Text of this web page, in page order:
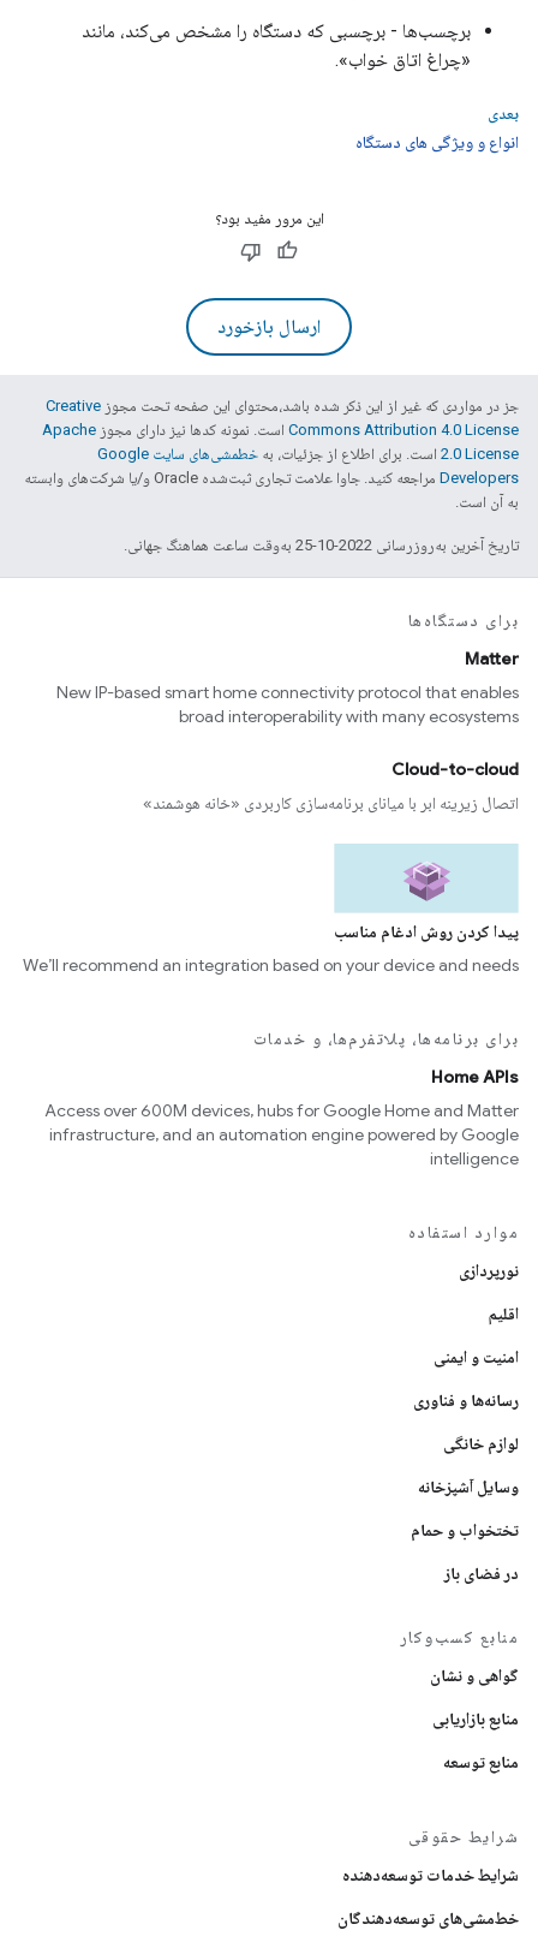
برچسب‌ها - برچسبی که دستگاه را مشخص می‌کند، مانند
«چراغ اتاق خواب».
بعدی
انواع و ویژگی های دستگاه
این مرور مفید بود؟
ارسال بازخورد
جز در مواردی که غیر از این ذکر شده باشد،‌محتوای این صفحه تحت مجوز Creative
Commons Attribution 4.0 License است. نمونه کدها نیز دارای مجوز Apache
2.0 License است. برای اطلاع از جزئیات، به
خطمشی‌های سایت Google
Developers‏
مراجعه کنید. جاوا علامت تجاری ثبت‌شده Oracle و/یا شرکت‌های وابسته
به آن است.
تاریخ آخرین به‌روزرسانی 2022-10-25 به‌وقت ساعت هماهنگ جهانی.
برای دستگاه‌ها
Matter
New IP-based smart home connectivity protocol that enables
broad interoperability with many ecosystems
Cloud-to-cloud
اتصال زیرینه ابر با میانای برنامه‌سازی کاربردی «خانه هوشمند»
پیدا کردن روش ادغام مناسب
We’ll recommend an integration based on your device and needs
برای برنامه‌ها، پلاتفرم‌ها، و خدمات
Home APIs
Access over 600M devices, hubs for Google Home and Matter
infrastructure, and an automation engine powered by Google
intelligence
موارد استفاده
نورپردازی
اقلیم
امنیت و ایمنی
رسانه‌ها و فناوری
لوازم خانگی
وسایل آشپزخانه
تختخواب و حمام
در فضای باز
منابع کسب‌وکار
گواهی و نشان
منابع بازاریابی
منابع توسعه
شرایط حقوقی
شرایط خدمات توسعه‌دهنده
خط‌مشی‌های توسعه‌دهندگان